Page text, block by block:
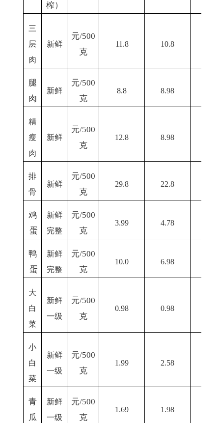
榨）
三
层
肉
新鲜
元/500
克
11.8 10.8
腿
肉
新鲜
元/500
克
8.8 8.98
精
瘦
肉
新鲜
元/500
克
12.8 8.98
排
骨
新鲜
元/500
克
29.8 22.8
鸡
蛋
新鲜
完整
元/500
克
3.99 4.78
鸭
蛋
新鲜
完整
元/500
克
10.0 6.98
大
白
菜
新鲜
一级
元/500
克
0.98 0.98
小
白
菜
新鲜
一级
元/500
克
1.99 2.58
青
瓜
新鲜
一级
元/500
克
1.69 1.98